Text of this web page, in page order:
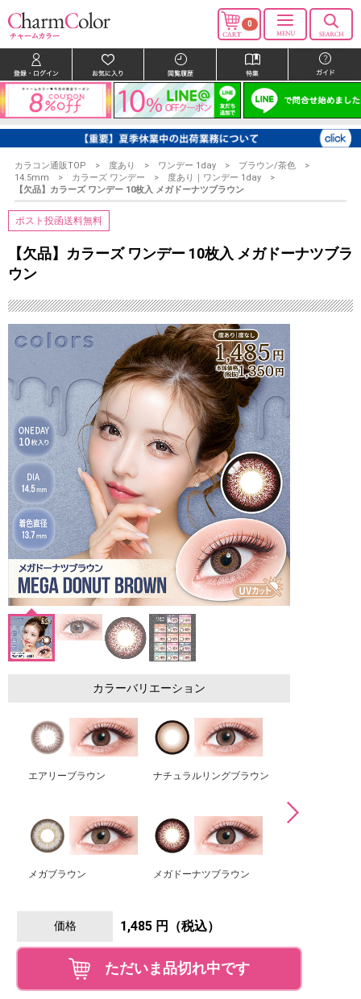
0
カラコン通販TOP 度あり ワンデー 1day
ブラウン/茶色
14.5mm
カラーズ ワンデー
度あり｜ワンデー 1day
【欠品】カラーズ ワンデー 10枚入 メガドーナツブラウン
ポスト投函送料無料
【欠品】カラーズ ワンデー 10枚入 メガドーナツブラ
ウン
カラーバリエーション
エアリーブラウン ナチュラルリングブラウン
メガブラウン メガドーナツブラウン
価格 1,485 円（税込）
ただいま品切れ中です